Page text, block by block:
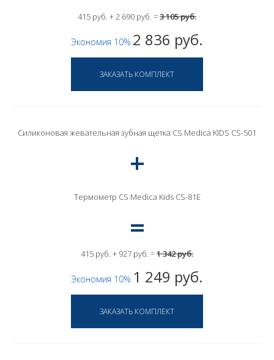
415 руб. + 2 690 руб. =3 105 руб.
Экономия 10% 2 836 руб.
Силиконовая жевательная зубная щетка CS Medica KIDS CS-501
Термометр CS Medica Kids CS-81E
415 руб. + 927 руб. =1 342 руб.
Экономия 10% 1 249 руб.